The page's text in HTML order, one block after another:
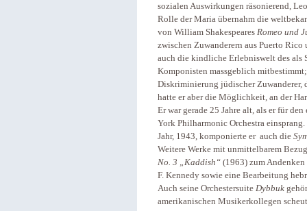
sozialen Auswirkungen räsonierend,
Rolle der Maria übernahm die
von William Shakespeares Romeo und
zwischen Zuwanderern aus Puerto
auch die kindliche Erlebniswelt des als
Komponisten massgeblich
Diskriminierung jüdischer Zuwanderer,
hatte er aber die Möglichkeit, an der
Er war gerade 25 Jahre alt, als er für
York Philharmonic Orchestra
Jahr, 1943, komponierte er auch die
Weitere Werke mit unmittelbarem
No. 3 „Kaddish“ (1963) zum Andenken
F. Kennedy sowie eine Bearbeitung
Auch seine Orchestersuite Dybbuk
amerikanischen Musikerkollegen